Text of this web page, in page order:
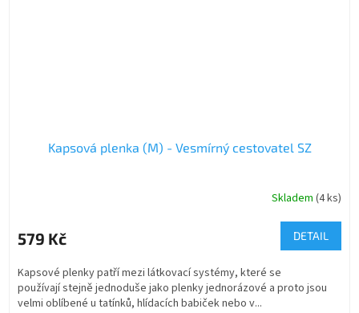
Kapsová plenka (M) - Vesmírný cestovatel SZ
Skladem (4 ks)
579 Kč DETAIL
Kapsové plenky patří mezi látkovací systémy, které se
používají stejně jednoduše jako plenky jednorázové a proto jsou
velmi oblíbené u tatínků, hlídacích babiček nebo v...